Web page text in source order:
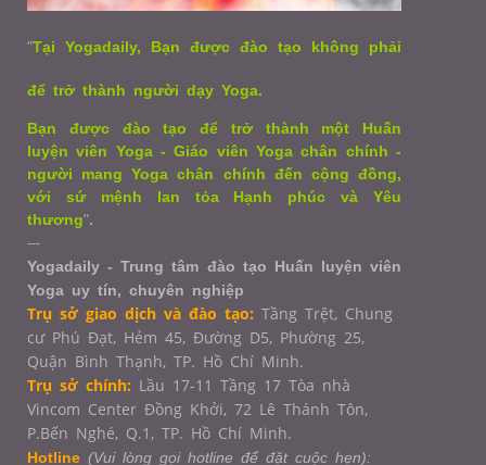
"Tại Yogadaily, Bạn được đào tạo không phải
để trở thành người dạy Yoga.
Bạn được đào tạo để trở thành một Huấn
luyện viên Yoga - Giáo viên Yoga chân chính -
người mang Yoga chân chính đến cộng đồng,
với sứ mệnh lan tỏa Hạnh phúc và Yêu
thương".
---
Yogadaily - Trung tâm đào tạo Huấn luyện viên
Yoga uy tín, chuyên nghiệp
Trụ sở giao dịch và đào tạo: Tầng Trệt, Chung
cư Phú Đạt, Hẻm 45, Đường D5, Phường 25,
Quận Bình Thạnh, TP. Hồ Chí Minh.
Trụ sở chính: Lầu 17-11 Tầng 17 Tòa nhà
Vincom Center Đồng Khởi, 72 Lê Thánh Tôn,
P.Bến Nghé, Q.1, TP. Hồ Chí Minh.
Hotline (Vui lòng gọi hotline để đặt cuộc hẹn):